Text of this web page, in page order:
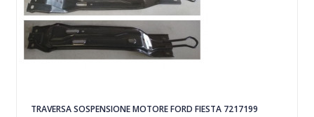
TRAVERSA SOSPENSIONE MOTORE FORD FIESTA 7217199